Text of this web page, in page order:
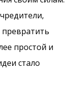
простой и
стало